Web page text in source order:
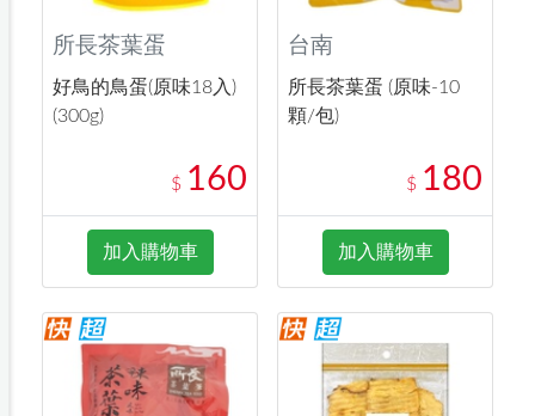
所長茶葉蛋
好鳥的鳥蛋(原味18入)
(300g)
$ 160
加入購物車
台南
所長茶葉蛋 (原味-10
顆/包)
$ 180
加入購物車